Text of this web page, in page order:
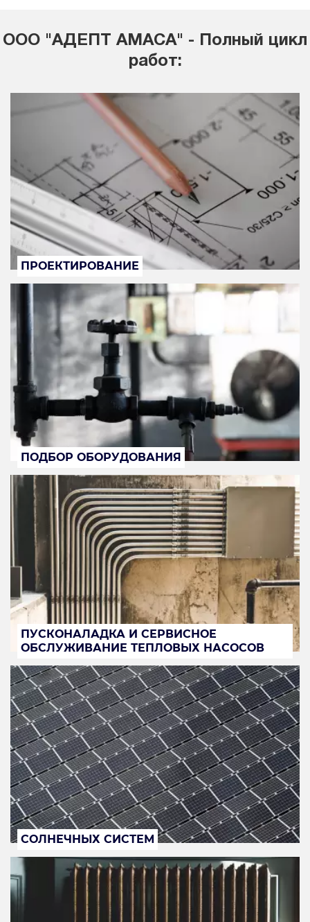
ООО "АДЕПТ АМАСА" - Полный цикл
работ:
ПРОЕКТИРОВАНИЕ
ПОДБОР ОБОРУДОВАНИЯ
ПУСКОНАЛАДКА И СЕРВИСНОЕ
ОБСЛУЖИВАНИЕ ТЕПЛОВЫХ НАСОСОВ
СОЛНЕЧНЫХ СИСТЕМ